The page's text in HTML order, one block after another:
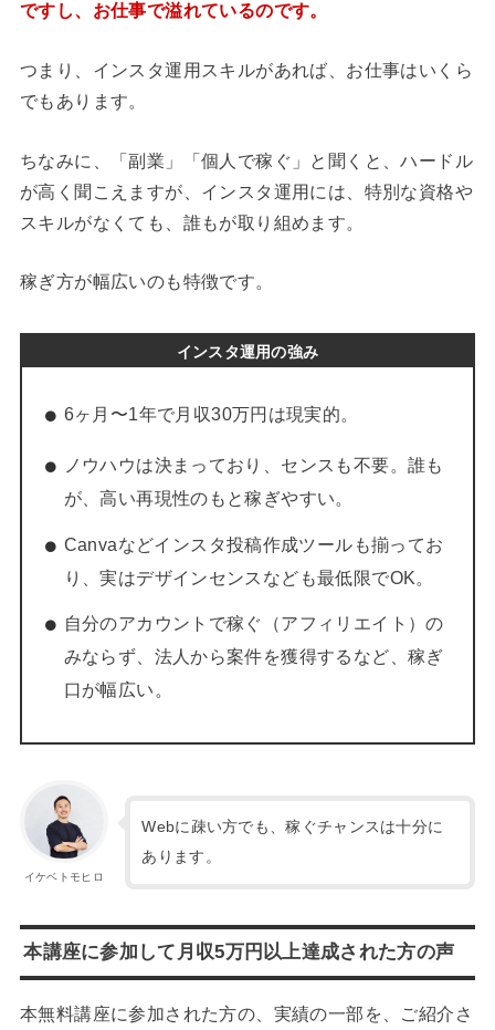
ですし、お仕事で溢れているのです。
つまり、インスタ運用スキルがあれば、お仕事はいくら
でもあります。
ちなみに、「副業」「個人で稼ぐ」と聞くと、ハードル
が高く聞こえますが、インスタ運用には、特別な資格や
スキルがなくても、誰もが取り組めます。
稼ぎ方が幅広いのも特徴です。
インスタ運用の強み
6ヶ月〜1年で月収30万円は現実的。
ノウハウは決まっており、センスも不要。誰も
が、高い再現性のもと稼ぎやすい。
Canvaなどインスタ投稿作成ツールも揃ってお
り、実はデザインセンスなども最低限でOK。
自分のアカウントで稼ぐ（アフィリエイト）の
みならず、法人から案件を獲得するなど、稼ぎ
口が幅広い。
イケベトモヒロ
Webに疎い方でも、稼ぐチャンスは十分に
あります。
本講座に参加して月収5万円以上達成された方の声
本無料講座に参加された方の、実績の一部を、ご紹介さ